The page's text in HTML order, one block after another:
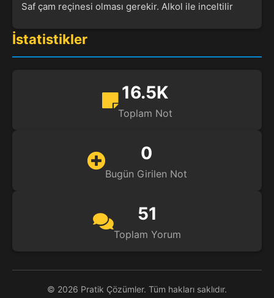
Saf çam reçinesi olması gerekir. Alkol ile inceltilir
İstatistikler
16.5K
Toplam Not
0
Bugün Girilen Not
51
Toplam Yorum
© 2026 Pratik Çözümler. Tüm hakları saklıdır.